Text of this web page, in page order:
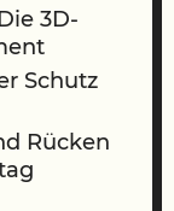
3D-
Schutz
Rücken